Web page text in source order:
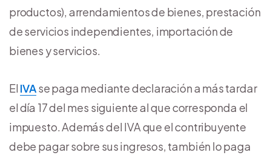
productos), arrendamientos de bienes, prestación
de servicios independientes, importación de
bienes y servicios.
El IVAse paga mediante declaración a más tardar
el día 17 del mes siguiente al que corresponda el
impuesto. Además del IVA que el contribuyente
debe pagar sobre sus ingresos, también lo paga